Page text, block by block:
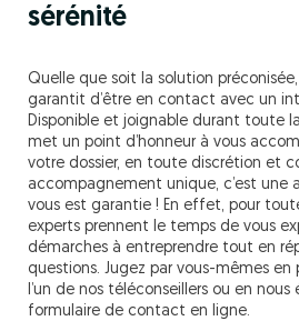
sérénité
Quelle que soit la solution
garantit d’être en contact avec un
Disponible et joignable durant toute
met un point d’honneur à vous
votre dossier, en toute discrétion et
accompagnement unique, c’est une
vous est garantie ! En effet, pour
experts prennent le temps de vous
démarches à entreprendre tout en
questions. Jugez par vous-mêmes
l’un de nos téléconseillers ou en
formulaire de contact en ligne.